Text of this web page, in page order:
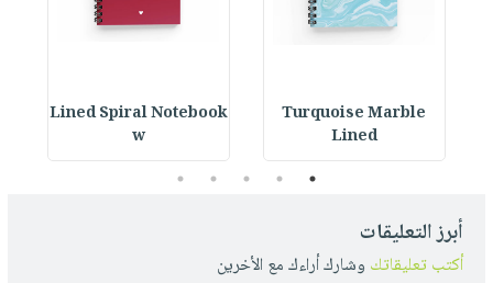
Turquoise Marble
Lined
Lined Spiral Notebook
w
1
2
3
4
5
أبرز التعليقات
أكتب تعليقاتك وشارك أراءك مع الأخرين